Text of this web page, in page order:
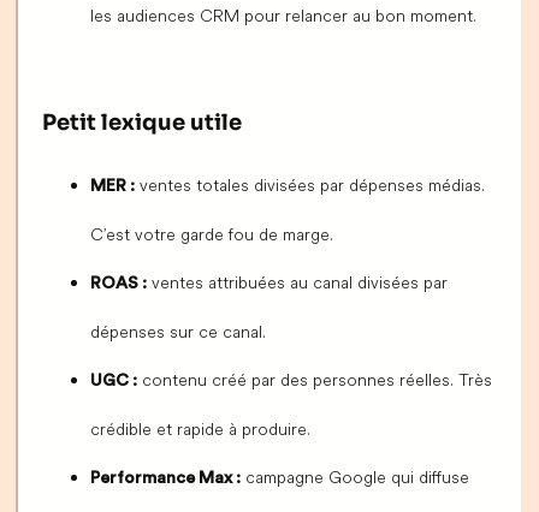
les audiences CRM pour relancer au bon moment.
Petit lexique utile
MER : ventes totales divisées par dépenses médias.
C’est votre garde fou de marge.
ROAS : ventes attribuées au canal divisées par
dépenses sur ce canal.
UGC : contenu créé par des personnes réelles. Très
crédible et rapide à produire.
Performance Max : campagne Google qui diffuse